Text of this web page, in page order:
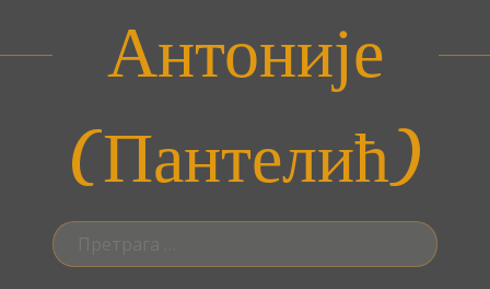
Антоније
(Пантелић)
Претрага
за: